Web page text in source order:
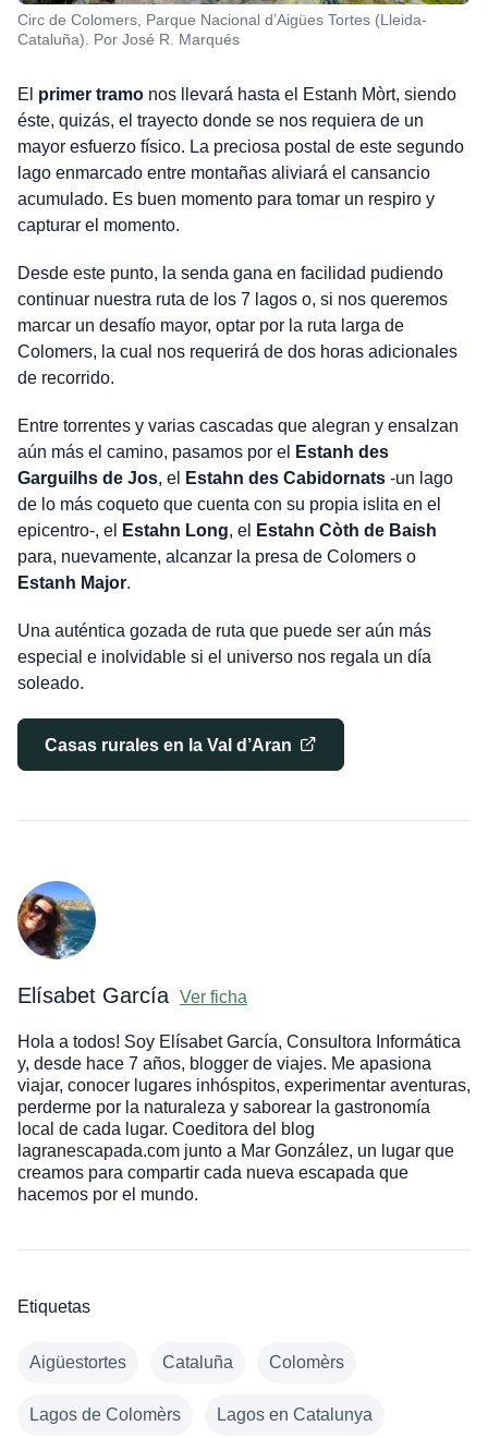
Circ de Colomers, Parque Nacional d’Aigües Tortes (Lleida-
Cataluña). Por José R. Marqués
El primer tramonos llevará hasta el Estanh Mòrt, siendo
éste, quizás, el trayecto donde se nos requiera de un
mayor esfuerzo físico. La preciosa postal de este segundo
lago enmarcado entre montañas aliviará el cansancio
acumulado. Es buen momento para tomar un respiro y
capturar el momento.
Desde este punto, la senda gana en facilidad pudiendo
continuar nuestra ruta de los 7 lagos o, si nos queremos
marcar un desafío mayor, optar por la ruta larga de
Colomers, la cual nos requerirá de dos horas adicionales
de recorrido.
Entre torrentes y varias cascadas que alegran y ensalzan
aún más el camino, pasamos por el
Estanh des
Garguilhs de Jos, el Estahn des Cabidornats-un lago
de lo más coqueto que cuenta con su propia islita en el
epicentro-, el
Estahn Long, el
Estahn Còth de Baish
para, nuevamente, alcanzar la presa de Colomers o
Estanh Major.
Una auténtica gozada de ruta que puede ser aún más
especial e inolvidable si el universo nos regala un día
soleado.
Casas rurales en la Val d’Aran
Elísabet García Ver ficha
Hola a todos! Soy Elísabet García, Consultora Informática
y, desde hace 7 años, blogger de viajes. Me apasiona
viajar, conocer lugares inhóspitos, experimentar aventuras,
perderme por la naturaleza y saborear la gastronomía
local de cada lugar. Coeditora del blog
lagranescapada.com junto a Mar González, un lugar que
creamos para compartir cada nueva escapada que
hacemos por el mundo.
Etiquetas
Aigüestortes Cataluña Colomèrs
Lagos de Colomèrs Lagos en Catalunya